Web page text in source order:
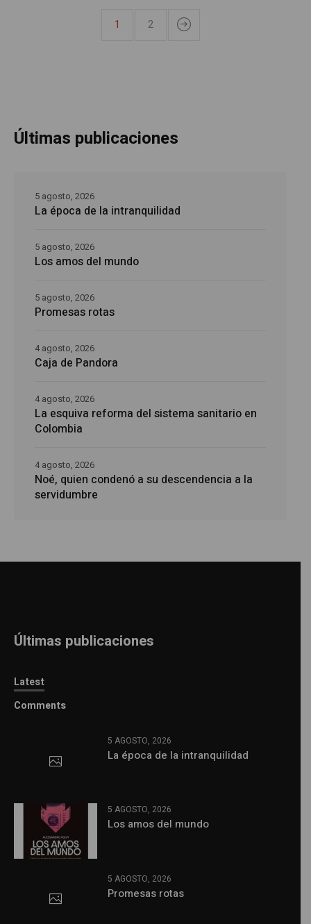
1 2
Últimas publicaciones
La época de la intranquilidad
5 agosto, 2026
Los amos del mundo
5 agosto, 2026
Promesas rotas
5 agosto, 2026
Caja de Pandora
4 agosto, 2026
La esquiva reforma del sistema sanitario en
Colombia
4 agosto, 2026
Noé, quien condenó a su descendencia a la
servidumbre
4 agosto, 2026
Últimas publicaciones
Latest
Comments
5 AGOSTO, 2026
La época de la intranquilidad
5 AGOSTO, 2026
Los amos del mundo
5 AGOSTO, 2026
Promesas rotas